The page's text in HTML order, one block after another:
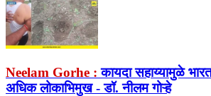
Neelam Gorhe : कायदा सहाय्यामुळे
अधिक लोकाभिमुख - डॉ. नीलम गोऱ्हे